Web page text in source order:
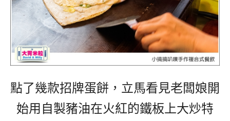
點了幾款招牌蛋餅，立馬看見老闆娘開
始用自製豬油在火紅的鐵板上大炒特